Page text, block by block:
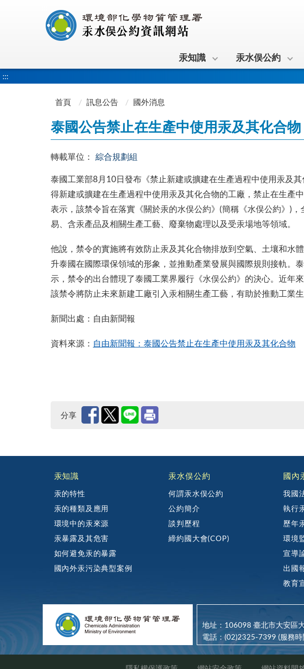
汞知識 汞水俣公約
:::
首頁 訊息公告 國外消息
泰國公告禁止在生產中使用汞及其化合物
轉載單位： 綜合規劃組
泰國工業部8月10日發布《禁止新建或擴建在生產過程中使用汞及
得新建或擴建在生產過程中使用汞及其化合物的工廠，禁止在生產
表示，該禁令旨在落實《關於汞的水俣公約》(簡稱《水俣公約》)
易、含汞產品及相關生產工藝、廢棄物處理以及受汞場地等領域。
他說，禁令的實施將有效防止汞及其化合物排放到空氣、土壤和水
升泰國在國際環保領域的形象，並推動產業發展與國際規則接軌。
示，禁令的出台體現了泰國工業界履行《水俣公約》的決心。近年
該禁令將防止未來新建工廠引入汞相關生產工藝，有助於推動工業
新聞出處：自由新聞報
資料來源： 自由新聞報：泰國公告禁止在生產中使用汞及其化合物
分享
汞知識
汞的特性
汞的種類及應用
環境中的汞來源
汞暴露及其危害
如何避免汞的暴露
國內外汞污染典型案例
汞水俣公約
何謂汞水俣公約
公約簡介
談判歷程
締約國大會(COP)
國內
我國
執行
歷年
環境
宣導
出國
教育
地址：106098 臺北市大安區
電話：(02)2325-7399 (服務